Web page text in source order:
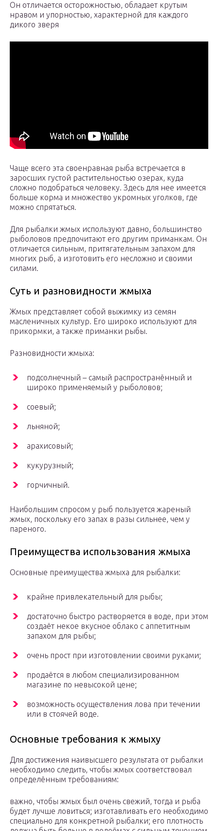
Он отличается осторожностью, обладает крутым
нравом и упорностью, характерной для каждого
дикого зверя
Чаще всего эта своенравная рыба встречается в
заросших густой растительностью озерах, куда
сложно подобраться человеку. Здесь для нее имеется
больше корма и множество укромных уголков, где
можно спрятаться.
Для рыбалки жмых используют давно, большинство
рыболовов предпочитают его другим приманкам. Он
отличается сильным, притягательным запахом для
многих рыб, а изготовить его несложно и своими
силами.
Суть и разновидности жмыха
Жмых представляет собой выжимку из семян
масленичных культур. Его широко используют для
прикормки, а также приманки рыбы.
Разновидности жмыха:
подсолнечный – самый распространённый и
широко применяемый у рыболовов;
соевый;
льняной;
арахисовый;
кукурузный;
горчичный.
Наибольшим спросом у рыб пользуется жареный
жмых, поскольку его запах в разы сильнее, чем у
пареного.
Преимущества использования жмыха
Основные преимущества жмыха для рыбалки:
крайне привлекательный для рыбы;
достаточно быстро растворяется в воде, при этом
создаёт некое вкусное облако с аппетитным
запахом для рыбы;
очень прост при изготовлении своими руками;
продаётся в любом специализированном
магазине по невысокой цене;
возможность осуществления лова при течении
или в стоячей воде.
Основные требования к жмыху
Для достижения наивысшего результата от рыбалки
необходимо следить, чтобы жмых соответствовал
определённым требованиям:
важно, чтобы жмых был очень свежий, тогда и рыба
будет лучше ловиться; изготавливать его необходимо
специально для конкретной рыбалки; его плотность